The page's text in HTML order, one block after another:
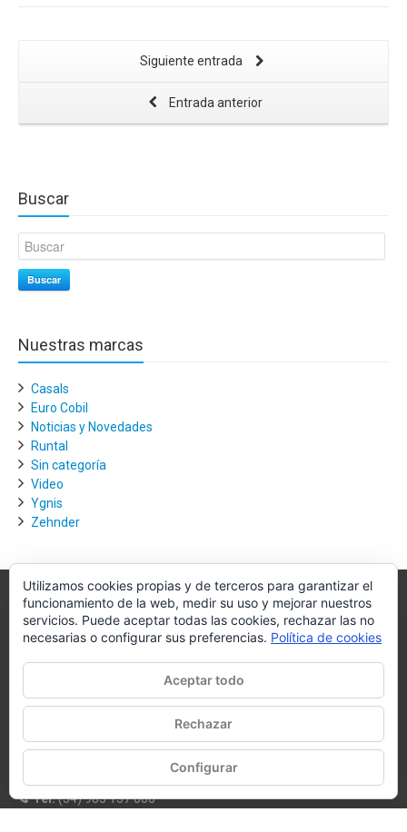
Siguiente entrada
Entrada anterior
Buscar
Buscar
Nuestras marcas
Casals
Euro Cobil
Noticias y Novedades
Runtal
Sin categoría
Video
Ygnis
Zehnder
Villagra.es
Nuestro objetivo es conseguir la mejor instalación posible, la más
óptima, la de mejor calidad y la que de al usuario final la mejor
experiencia y calidad de vida.
Tel:(34) 983 157 000
Utilizamos cookies propias y de terceros para garantizar el
funcionamiento de la web, medir su uso y mejorar nuestros
servicios. Puede aceptar todas las cookies, rechazar las no
necesarias o configurar sus preferencias. Política de cookies
Aceptar todo
Rechazar
Configurar